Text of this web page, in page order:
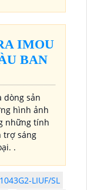
IMOU
BAN
dòng sản
hình ảnh
những tính
trợ sáng
.
LIUF/SL